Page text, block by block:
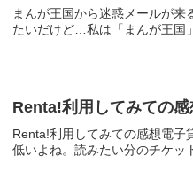
まんが王国から迷惑メールが
たいだけど…私は「まんが王国
Renta!利用してみての感
Renta!利用してみての感想電子
低いよね。読みたい分のチケッ